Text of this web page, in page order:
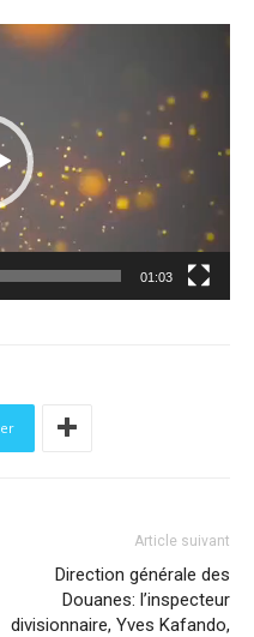
01:03
Article suivant
Direction générale des
Douanes: l’inspecteur
divisionnaire, Yves Kafando,